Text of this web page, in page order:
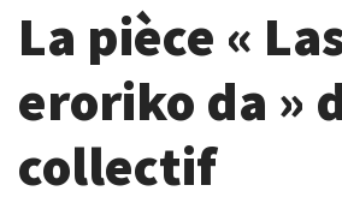
La pièce «
eroriko da »
collectif